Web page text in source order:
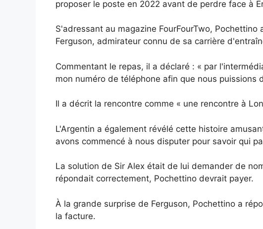
proposer le poste en 2022 avant de perdre face à
S'adressant au magazine FourFourTwo,
Ferguson, admirateur connu de sa carrière
Commentant le repas, il a déclaré : « par
mon numéro de téléphone afin que nous puissions
Il a décrit la rencontre comme « une rencontre à
L'Argentin a également révélé cette histoire
avons commencé à nous disputer pour savoir qui
La solution de Sir Alex était de lui demander de
répondait correctement, Pochettino devrait payer.
À la grande surprise de Ferguson, Pochettino a
la facture.